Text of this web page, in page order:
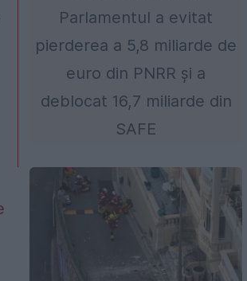
Parlamentul a evitat
pierderea a 5,8 miliarde de
euro din PNRR și a
deblocat 16,7 miliarde din
SAFE